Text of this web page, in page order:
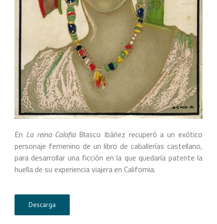
En La reina CalafiaBlasco Ibáñez recuperó a un exótico
personaje femenino de un libro de caballerías castellano,
para desarrollar una ficción en la que quedaría patente la
huella de su experiencia viajera en California.
Descarga